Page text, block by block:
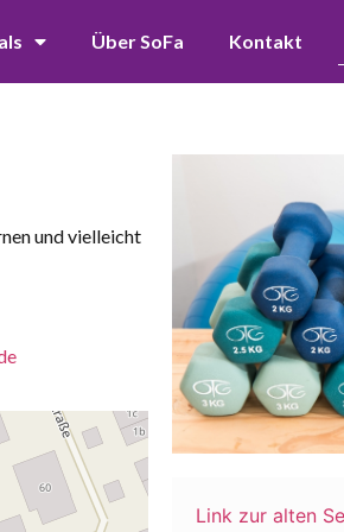
Über SoFa Kontakt
und vielleicht
Link zur alten